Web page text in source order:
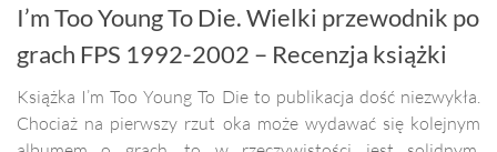
I’m Too Young To Die. Wielki przewodnik po
grach FPS 1992-2002 – Recenzja książki
Książka I’m Too Young To Die to publikacja dość niezwykła.
Chociaż na pierwszy rzut oka może wydawać się kolejnym